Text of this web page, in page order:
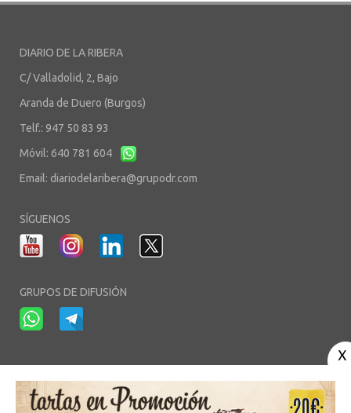
DIARIO DE LA RIBERA
C/ Valladolid, 2, Bajo
Aranda de Duero (Burgos)
Telf.: 947 50 83 93
Móvil: 640 781 604
Email: diariodelaribera@grupodr.com
SÍGUENOS
GRUPOS DE DIFUSIÓN